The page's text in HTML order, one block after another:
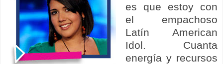
es que estoy con
el empachoso
Latín American
Idol. Cuanta
energía y recursos